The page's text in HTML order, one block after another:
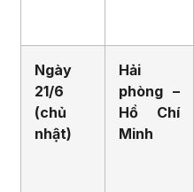
Ngày
21/6
(chủ
nhật)
Hải
phòng –
Hồ Chí
Minh